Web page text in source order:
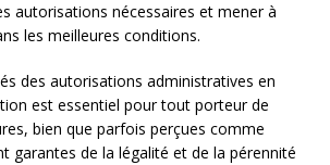
autorisations nécessaires et mener à
les meilleures conditions.
des autorisations administratives en
est essentiel pour tout porteur de
bien que parfois perçues comme
garantes de la légalité et de la pérennité